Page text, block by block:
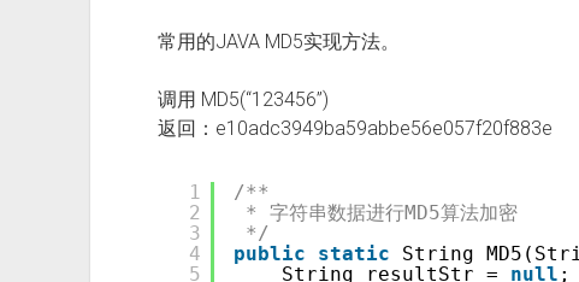
常用的JAVA MD5实现方法。
调用 MD5(“123456”)
返回：e10adc3949ba59abbe56e057f20f883e
1
2
3
4
5
/**
* 字符串数据进行MD5算法加密
*/
public
static
String
String resultStr = null ;